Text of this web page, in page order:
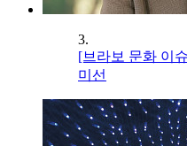
3.
[브라보 문화 이
미선